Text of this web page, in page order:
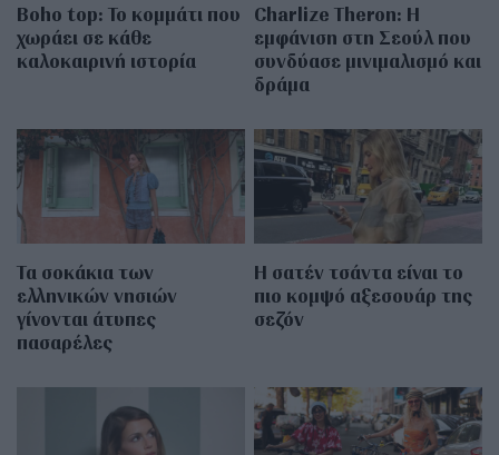
Boho top: Το κομμάτι που
χωράει σε κάθε
καλοκαιρινή ιστορία
Charlize Theron: Η
εμφάνιση στη Σεούλ που
συνδύασε μινιμαλισμό και
δράμα
Τα σοκάκια των
ελληνικών νησιών
γίνονται άτυπες
πασαρέλες
Η σατέν τσάντα είναι το
πιο κομψό αξεσουάρ της
σεζόν